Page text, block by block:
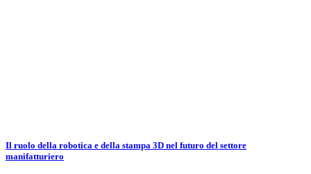
Il ruolo della robotica e della stampa 3D nel futuro del settore
manifatturiero